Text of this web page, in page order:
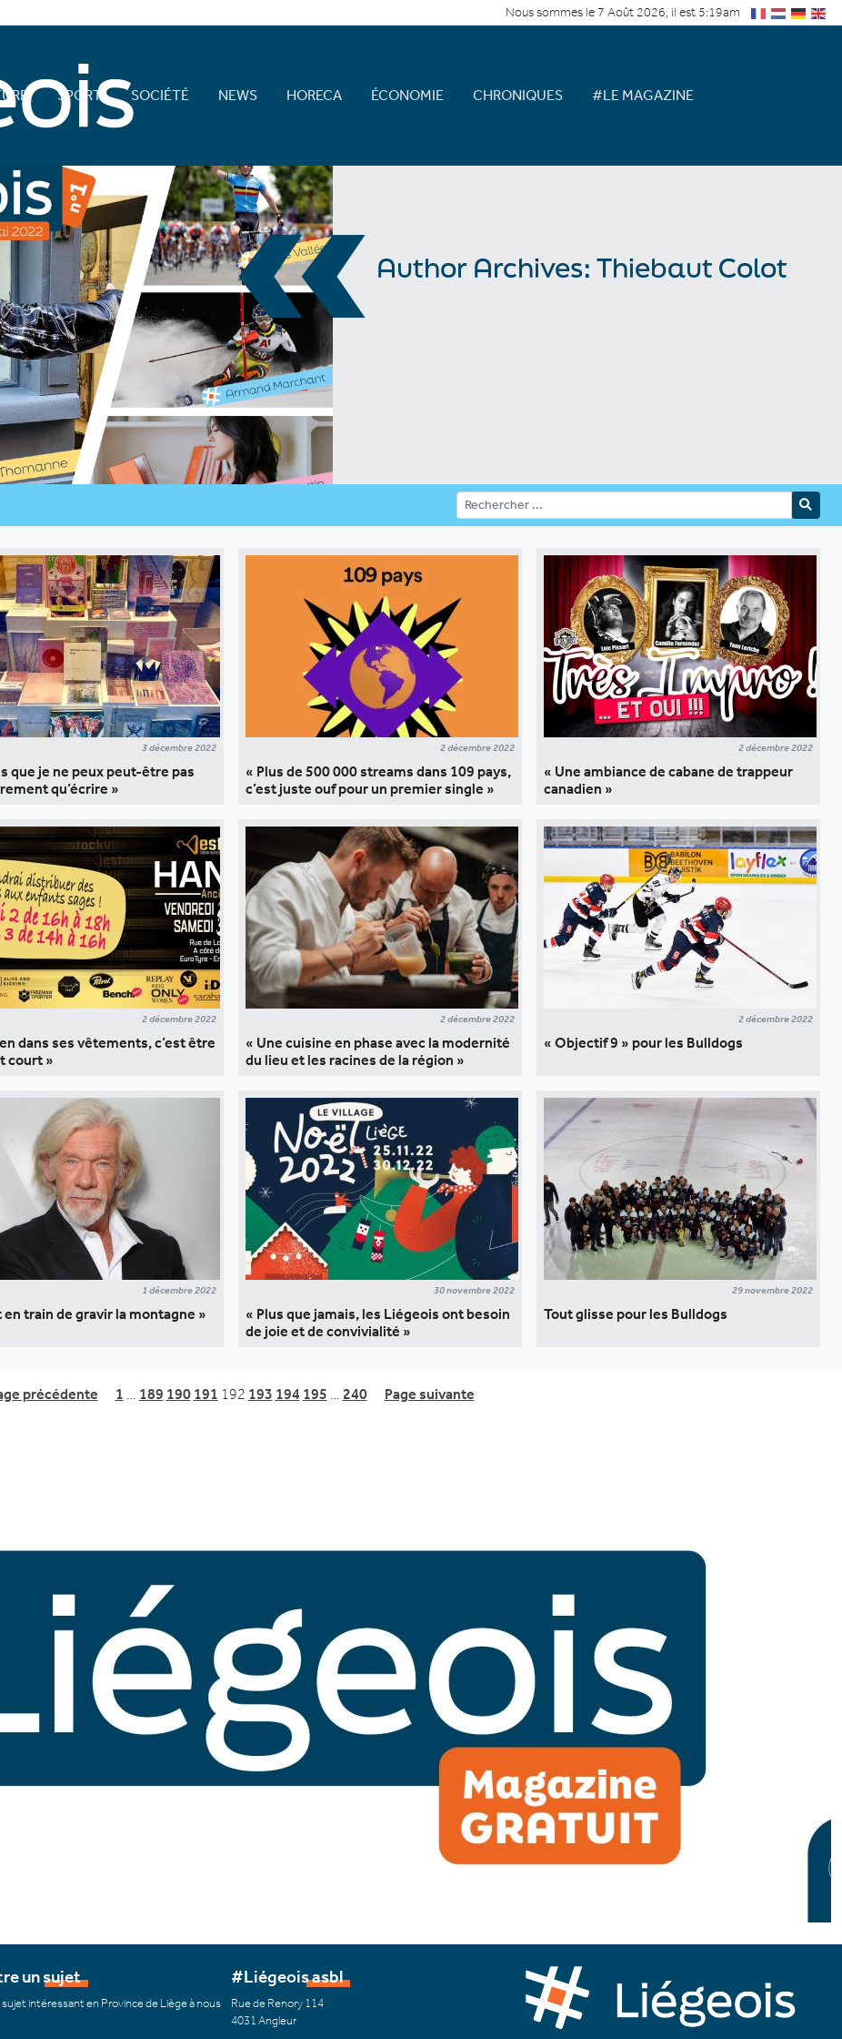
Nous sommes le 7 Août 2026, il est 5:19am
SPORT SOCIÉTÉ NEWS HORECA ÉCONOMIE CHRONIQUES #LE MAGAZINE
«Author Archives: Thiebaut Colot
3 décembre 2022
que je ne peux peut-être pas
qu’écrire »
2 décembre 2022
« Plus de 500 000 streams dans 109 pays,
c’est juste ouf pour un premier single »
2 décembre 2022
« Une ambiance de cabane de trappeur
canadien »
2 décembre 2022
dans ses vêtements, c’est être
court »
2 décembre 2022
« Une cuisine en phase avec la modernité
du lieu et les racines de la région »
2 décembre 2022
« Objectif 9 » pour les Bulldogs
1 décembre 2022
en train de gravir la montagne »
30 novembre 2022
« Plus que jamais, les Liégeois ont besoin
de joie et de convivialité »
29 novembre 2022
Tout glisse pour les Bulldogs
précédente 1 … 189 190 191 192 193 194 195 … 240 Page suivante
un sujet
sujet intéressant en Province de Liège à nous
#Liégeois asbl
Rue de Renory 114
4031 Angleur